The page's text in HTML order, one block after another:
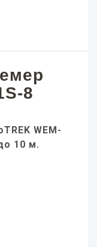
8
WEM-
10 м.